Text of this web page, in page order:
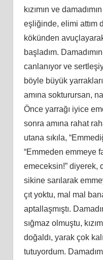
kızımın ve
eşliğinde, elimi attım
kökünden
başladım.
canlanıyor ve
böyle büyük
amına sokturursan,
Önce yarrağı iyice
sonra amına rahat
utana sıkıla,
“Emmeden emmeye
emeceksin!” diyerek,
sikine sarılarak
çıt yoktu, mal mal
aptallaşmıştı.
sığmaz olmuştu,
doğaldı, yarak çok
tutuyordum.